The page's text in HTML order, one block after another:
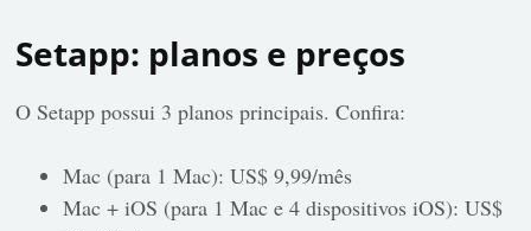
Setapp: planos e preços
O Setapp possui 3 planos principais. Confira:
Mac (para 1 Mac): US$ 9,99/mês
Mac + iOS (para 1 Mac e 4 dispositivos iOS): US$